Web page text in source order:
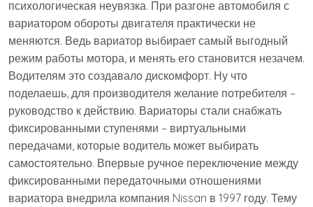
психологическая неувязка. При разгоне автомобиля с
вариатором обороты двигателя практически не
меняются. Ведь вариатор выбирает самый выгодный
режим работы мотора, и менять его становится незачем.
Водителям это создавало дискомфорт. Ну что
поделаешь, для производителя желание потребителя –
руководство к действию. Вариаторы стали снабжать
фиксированными ступенями – виртуальными
передачами, которые водитель может выбирать
самостоятельно. Впервые ручное переключение между
фиксированными передаточными отношениями
вариатора внедрила компания Nissan в 1997 году. Тему